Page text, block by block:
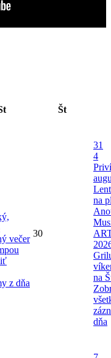
Št
večer
z dňa
30
31
4
na
na
dňa